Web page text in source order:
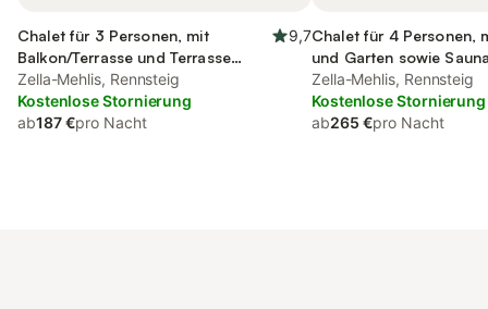
Chalet für 3 Personen, mit
Balkon/Terrasse und Terrasse
sowie Garten und Sauna
9,7
Zella-Mehlis, Rennsteig
Kostenlose Stornierung
ab187 €pro Nacht
Chalet für 4 Personen,
und Garten sowie
Zella-Mehlis, Rennsteig
Kostenlose Stornierung
ab265 €pro Nacht